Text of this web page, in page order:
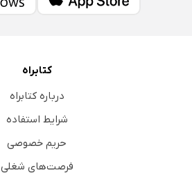
کتابراه
درباره کتابراه
شرایط استفاده
حریم خصوصی
فرصت‌های شغلی